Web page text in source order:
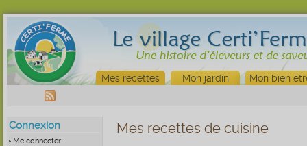
Mes recettes Mon jardin Mon bien
Connexion
Me connecter
Mes recettes de cuisine